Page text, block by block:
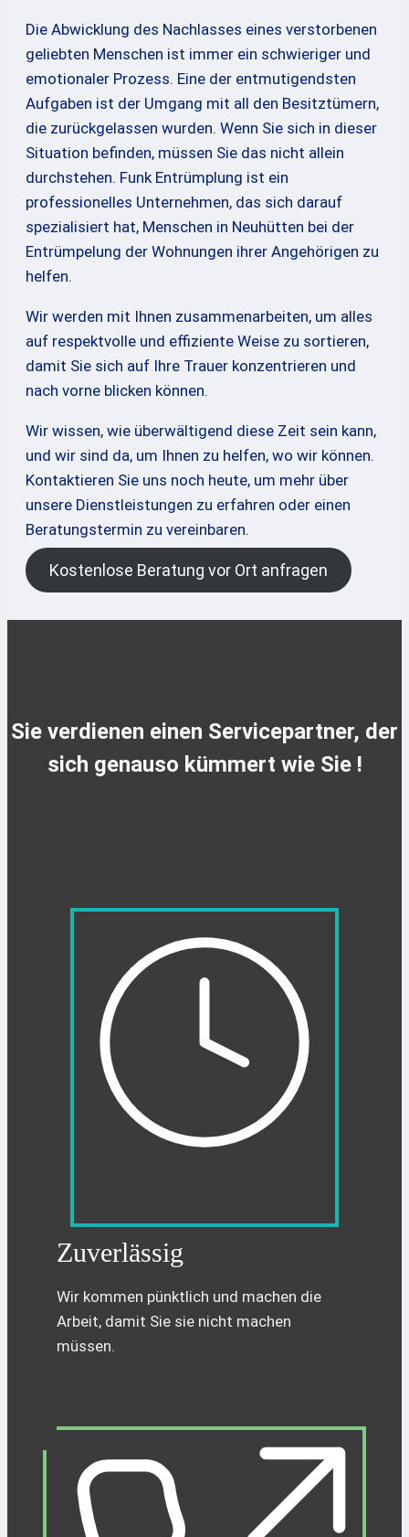
Die Abwicklung des Nachlasses eines verstorbenen
geliebten Menschen ist immer ein schwieriger und
emotionaler Prozess. Eine der entmutigendsten
Aufgaben ist der Umgang mit all den Besitztümern,
die zurückgelassen wurden. Wenn Sie sich in dieser
Situation befinden, müssen Sie das nicht allein
durchstehen. Funk Entrümplung ist ein
professionelles Unternehmen, das sich darauf
spezialisiert hat, Menschen in Neuhütten bei der
Entrümpelung der Wohnungen ihrer Angehörigen zu
helfen.
Wir werden mit Ihnen zusammenarbeiten, um alles
auf respektvolle und effiziente Weise zu sortieren,
damit Sie sich auf Ihre Trauer konzentrieren und
nach vorne blicken können.
Wir wissen, wie überwältigend diese Zeit sein kann,
und wir sind da, um Ihnen zu helfen, wo wir können.
Kontaktieren Sie uns noch heute, um mehr über
unsere Dienstleistungen zu erfahren oder einen
Beratungstermin zu vereinbaren.
Kostenlose Beratung vor Ort anfragen
Sie verdienen einen Servicepartner, der
sich genauso kümmert wie Sie !
Zuverlässig
Wir kommen pünktlich und machen die
Arbeit, damit Sie sie nicht machen
müssen.